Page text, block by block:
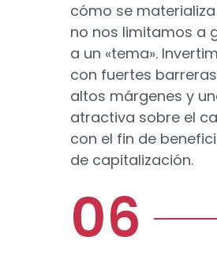
cómo se
no nos limitamos a
a un «tema».
con fuertes
altos márgenes y
atractiva sobre el
con el fin de
de capitalización.